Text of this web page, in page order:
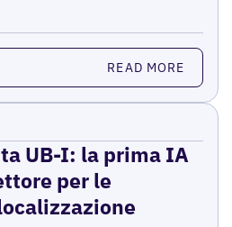
READ MORE
UB-I: la prima IA
per le